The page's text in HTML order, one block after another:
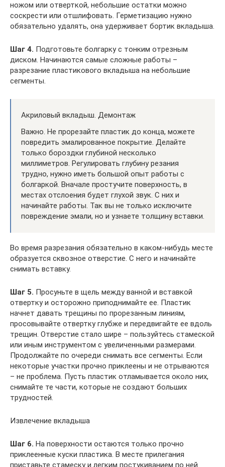
ножом или отверткой, небольшие остатки можно
соскрести или отшлифовать. Герметизацию нужно
обязательно удалять, она удерживает бортик вкладыша.
Шаг 4. Подготовьте болгарку с тонким отрезным
диском. Начинаются самые сложные работы –
разрезание пластикового вкладыша на небольшие
сегменты.
Акриловый вкладыш. Демонтаж
Важно. Не прорезайте пластик до конца, можете
повредить эмалированное покрытие. Делайте
только бороздки глубиной несколько
миллиметров. Регулировать глубину резания
трудно, нужно иметь большой опыт работы с
болгаркой. Вначале простучите поверхность, в
местах отслоения будет глухой звук. С них и
начинайте работы. Так вы не только исключите
повреждение эмали, но и узнаете толщину вставки.
Во время разрезания обязательно в каком-нибудь месте
образуется сквозное отверстие. С него и начинайте
снимать вставку.
Шаг 5. Просуньте в щель между ванной и вставкой
отвертку и осторожно приподнимайте ее. Пластик
начнет давать трещины по прорезанным линиям,
просовывайте отвертку глубже и передвигайте ее вдоль
трещин. Отверстие стало шире – пользуйтесь стамеской
или иным инструментом с увеличенными размерами.
Продолжайте по очереди снимать все сегменты. Если
некоторые участки прочно приклеены и не отрываются
– не проблема. Пусть пластик отламывается около них,
снимайте те части, которые не создают больших
трудностей.
Извлечение вкладыша
Шаг 6. На поверхности остаются только прочно
приклеенные куски пластика. В месте прилегания
приставьте стамеску и легким постукиванием по ней